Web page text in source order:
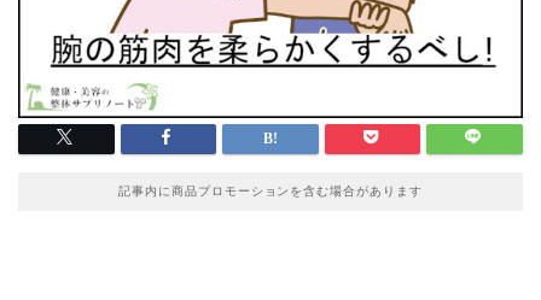
記事内に商品プロモーションを含む場合があります